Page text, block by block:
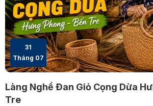
31
Tháng 07
Làng Nghề Đan Giỏ Cọng Dừa
Tre